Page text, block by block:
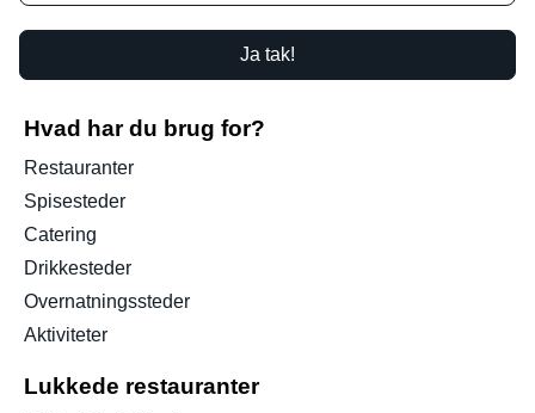
Ja tak!
Hvad har du brug for?
Restauranter
Spisesteder
Catering
Drikkesteder
Overnatningssteder
Aktiviteter
Lukkede restauranter